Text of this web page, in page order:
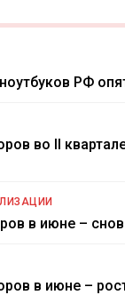
РФ
во II
в июне –
в июне –